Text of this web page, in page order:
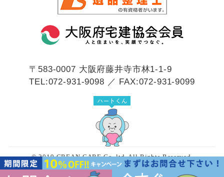
〒583-0007 大阪府藤井寺市林1-1-9
TEL:072-931-9098 ／ FAX:072-931-9099
© 2019 CREAN CARE Co.,ltd. All Rights Reserved.